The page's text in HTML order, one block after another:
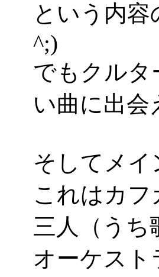
という内
^;)
でもクルタ
い曲に出会
そしてメ
これはカ
三人（うち
オーケスト